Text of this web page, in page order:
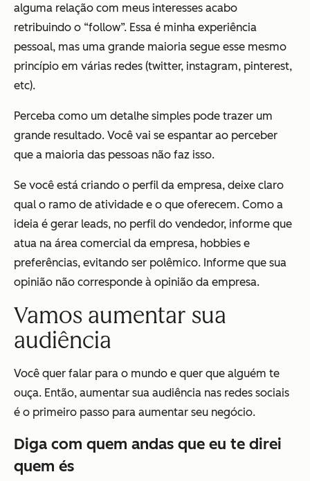
alguma relação com meus interesses acabo
retribuindo o “follow”. Essa é minha experiência
pessoal, mas uma grande maioria segue esse mesmo
princípio em várias redes (twitter, instagram, pinterest,
etc).
Perceba como um detalhe simples pode trazer um
grande resultado. Você vai se espantar ao perceber
que a maioria das pessoas não faz isso.
Se você está criando o perfil da empresa, deixe claro
qual o ramo de atividade e o que oferecem. Como a
ideia é gerar leads, no perfil do vendedor, informe que
atua na área comercial da empresa, hobbies e
preferências, evitando ser polêmico. Informe que sua
opinião não corresponde à opinião da empresa.
Vamos aumentar sua
audiência
Você quer falar para o mundo e quer que alguém te
ouça. Então, aumentar sua audiência nas redes sociais
é o primeiro passo para aumentar seu negócio.
Diga com quem andas que eu te direi
quem és